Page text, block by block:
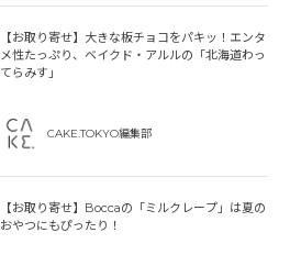
【お取り寄せ】大きな板チョコをパキッ！エンタ
メ性たっぷり、ベイクド・アルルの「北海道わっ
てらみす」
CAKE.TOKYO編集部
【お取り寄せ】Boccaの「ミルクレープ」は夏の
おやつにもぴったり！